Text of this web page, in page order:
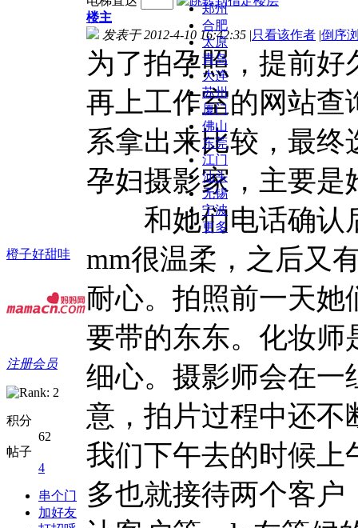
郑州
合肥
太原
青岛
大连
苏州
厦门
佛山
东莞
江门
汕头
无锡
宁波
更多
橙子好甜哇
注册会员
积分
62
帖子
4
串个门
加好友
楼主
发表于 2012-4-10 16:42:35 |只看该作者 |倒序
为了拍孕照，提前
再上工作室的网站查
系拿出来比较，最
孕妇摄影家，主要是
和她们电话确认
mm很温柔，之后又
耐心。拍照前一天她
要带的东东。化妆师
细心。摄影师会在一
意，拍片过程中还不
我们下午去的时候上
多也就接待两个客